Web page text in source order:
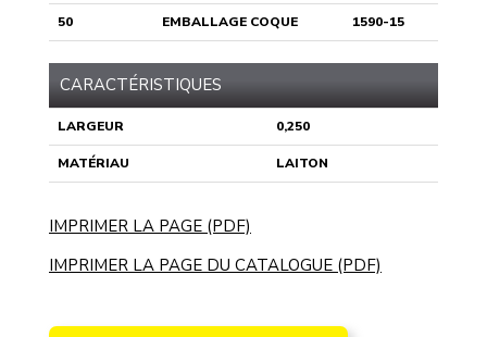
50 EMBALLAGE COQUE 1590-15
CARACTÉRISTIQUES
LARGEUR 0,250
MATÉRIAU LAITON
IMPRIMER LA PAGE (PDF)
IMPRIMER LA PAGE DU CATALOGUE (PDF)